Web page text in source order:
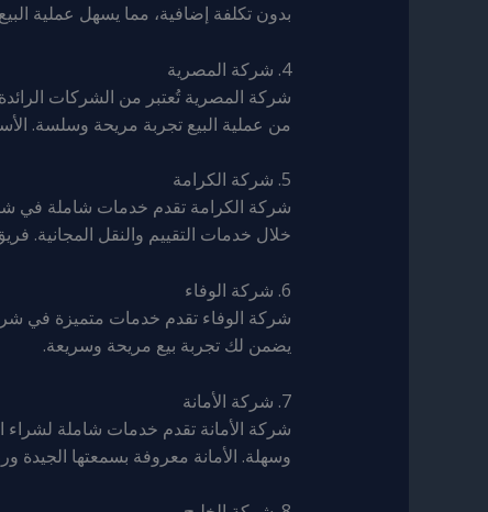
بدون تكلفة إضافية، مما يسهل عملية
4. شركة المصرية
شركة المصرية تُعتبر من الشركات
من عملية البيع تجربة مريحة وسلسة.
5. شركة الكرامة
شركة الكرامة تقدم خدمات شاملة في
خلال خدمات التقييم والنقل المجانية.
6. شركة الوفاء
شركة الوفاء تقدم خدمات متميزة في
يضمن لك تجربة بيع مريحة وسريعة.
7. شركة الأمانة
شركة الأمانة تقدم خدمات شاملة لشراء
وسهلة. الأمانة معروفة بسمعتها الجيدة